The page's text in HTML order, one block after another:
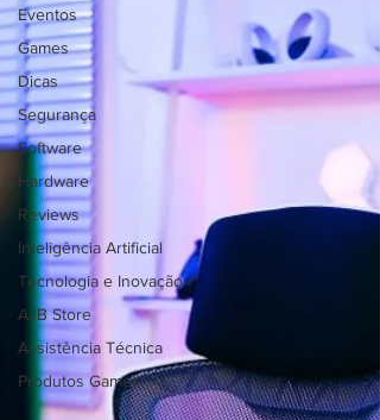
Eventos
Games
Dicas
Segurança
Software
Hardware
Reviews
Inteligência Artificial
Tecnologia e Inovação
AJB Store
Assistência Técnica
Produtos Gamer